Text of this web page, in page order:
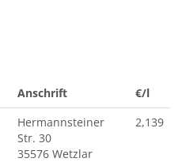
Anschrift
€/l
Hermannsteiner
Str. 30
35576 Wetzlar
2,139